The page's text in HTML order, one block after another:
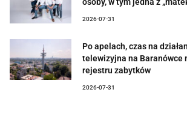
2026-07-31
Po apelach, czas na
telewizyjna na Baranówce
rejestru zabytków
2026-07-31